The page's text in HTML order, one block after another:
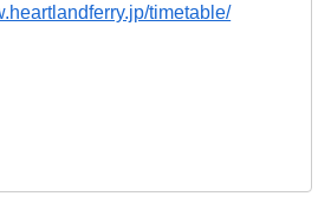
timetable/